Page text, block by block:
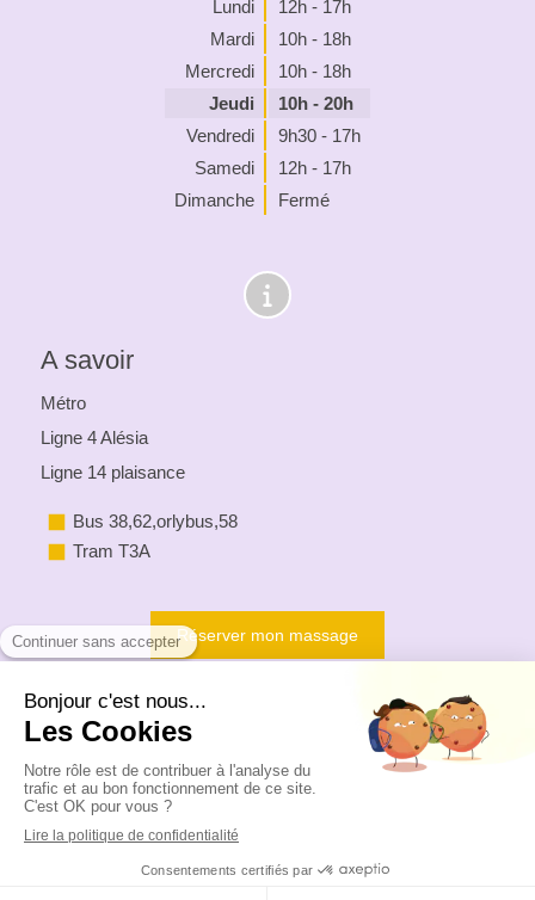
Lundi
12h - 17h
Mardi
10h - 18h
Mercredi
10h - 18h
Jeudi
10h - 20h
Vendredi
9h30 - 17h
Samedi
12h - 17h
Dimanche
Fermé
A savoir
Métro
Ligne 4 Alésia
Ligne 14 plaisance
Bus 38,62,orlybus,58
Tram T3A
Réserver mon massage
Création et référencement du site par Simplébo